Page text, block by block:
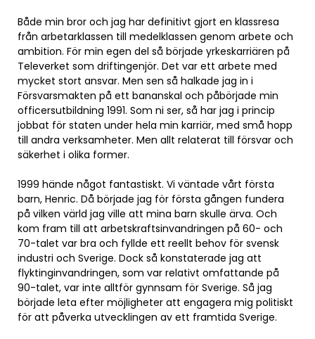
Både min bror och jag har definitivt gjort en klassresa
från arbetarklassen till medelklassen genom arbete och
ambition. För min egen del så började yrkeskarriären på
Televerket som driftingenjör. Det var ett arbete med
mycket stort ansvar. Men sen så halkade jag in i
Försvarsmakten på ett bananskal och påbörjade min
officersutbildning 1991. Som ni ser, så har jag i princip
jobbat för staten under hela min karriär, med små hopp
till andra verksamheter. Men allt relaterat till försvar och
säkerhet i olika former.
1999 hände något fantastiskt. Vi väntade vårt första
barn, Henric. Då började jag för första gången fundera
på vilken värld jag ville att mina barn skulle ärva. Och
kom fram till att arbetskraftsinvandringen på 60- och
70-talet var bra och fyllde ett reellt behov för svensk
industri och Sverige. Dock så konstaterade jag att
flyktinginvandringen, som var relativt omfattande på
90-talet, var inte alltför gynnsam för Sverige. Så jag
började leta efter möjligheter att engagera mig politiskt
för att påverka utvecklingen av ett framtida Sverige.